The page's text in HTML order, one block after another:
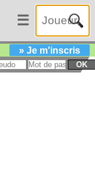
☰
» Je m'inscris
OK